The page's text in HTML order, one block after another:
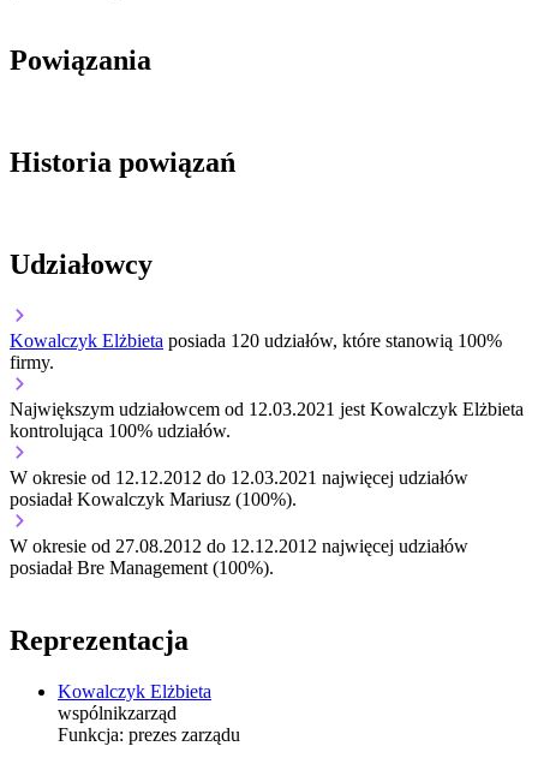
Powiązania
Historia powiązań
Udziałowcy
Kowalczyk Elżbieta posiada 120 udziałów, które stanowią 100%
firmy.
Największym udziałowcem od 12.03.2021 jest Kowalczyk Elżbieta
kontrolująca 100% udziałów.
W okresie od 12.12.2012 do 12.03.2021 najwięcej udziałów
posiadał Kowalczyk Mariusz (100%).
W okresie od 27.08.2012 do 12.12.2012 najwięcej udziałów
posiadał Bre Management (100%).
Reprezentacja
Kowalczyk Elżbieta
wspólnikzarząd
Funkcja: prezes zarządu